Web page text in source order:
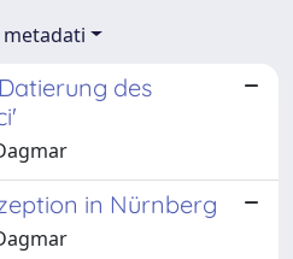
des
in Nürnberg